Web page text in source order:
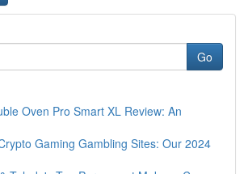
Go
Oven Pro Smart XL Review: An
Gaming Gambling Sites: Our 2024